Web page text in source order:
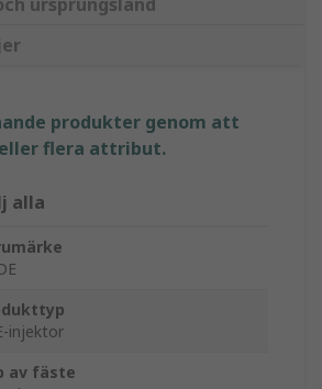
ursprungsland
produkter genom att
flera attribut.
alla
injektor
av fäste